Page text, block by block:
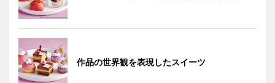
作品の世界観を表現したスイーツ